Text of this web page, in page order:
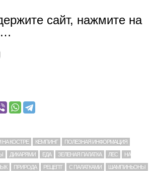
сайт, нажмите на
НА КОСТРЕ КЕМПИНГ ПОЛЕЗНАЯ ИНФОРМАЦИЯ
ДИКАРЯМИ ЕДА ЗЕЛЕНАЯ ПАЛАТКА ЛЕС НА
ПРИРОДА РЕЦЕПТ С ПАЛАТКАМИ ШАМПИНЬОНЫ